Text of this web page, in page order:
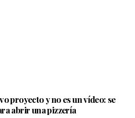
proyecto y no es un vídeo: se
abrir una pizzería